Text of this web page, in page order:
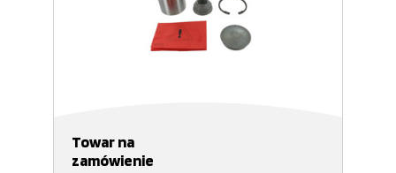
Towar na
zamówienie